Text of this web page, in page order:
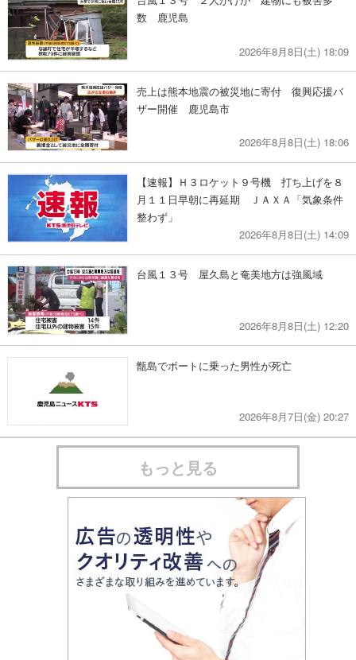
数 鹿児島
2026年8月8日(土) 18:09
売上は熊本地震の被災地に寄付 復興応援バ
ザー開催 鹿児島市
2026年8月8日(土) 18:06
【速報】Ｈ３ロケット９号機 打ち上げを８
月１１日早朝に再延期 ＪＡＸＡ「気象条件
整わず」
2026年8月8日(土) 14:09
台風１３号 屋久島と奄美地方は強風域
2026年8月8日(土) 12:20
甑島でボートに乗った男性が死亡
2026年8月7日(金) 20:27
もっと見る